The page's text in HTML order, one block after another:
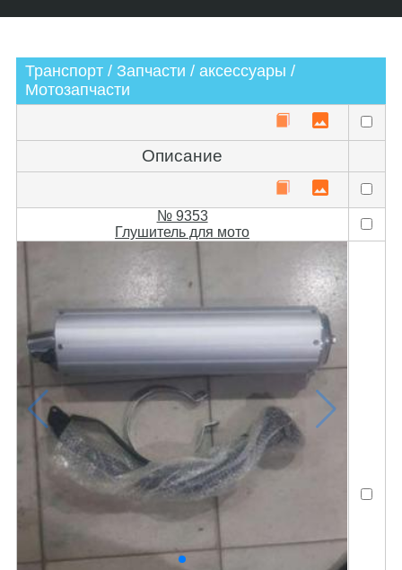
Транспорт / Запчасти / аксессуары /
Мотозапчасти
Описание
№ 9353
Глушитель для мото